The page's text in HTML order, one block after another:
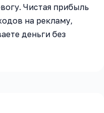
Чистая прибыль
на рекламу,
деньги без